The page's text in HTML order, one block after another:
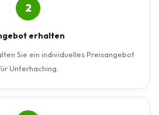
2
erhalten
Sie ein individuelles Preisangebot
Unterhaching.